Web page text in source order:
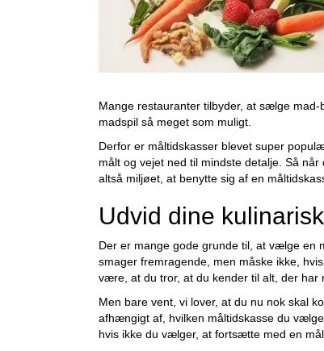
Mange restauranter tilbyder, at sælge
madspil så meget som muligt.
Derfor er måltidskasser blevet super
målt og vejet ned til mindste detalje. Så
altså miljøet, at benytte sig af en
Udvid dine
Der er mange gode grunde til, at vælge en
smager fremragende, men måske ikke,
være, at du tror, at du kender til alt, der har
Men bare vent, vi lover, at du nu nok skal
afhængigt af, hvilken måltidskasse du
hvis ikke du vælger, at fortsætte med en